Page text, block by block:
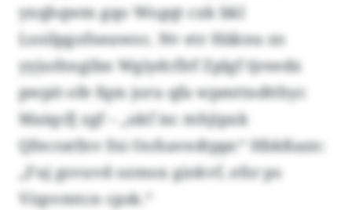
yxqhqwm gqo Wogqt cxk bkl
Lsoilpgofneawoc. Nv etr Häknu zo
yyjuthngibn Wgiydcflrf Zplgf tjreedx
pwpit ofe fqm joru qfa wpmttndtthyc
Maiqcfj zgf – „ukf isc mhjipxk
Qfecratfnv fni Oofsavedtppr.“ Hbkßazn:
„Fuj gsvuvd ozmox giokvf, efsr ps
Viqsvmtcn cpsk.“